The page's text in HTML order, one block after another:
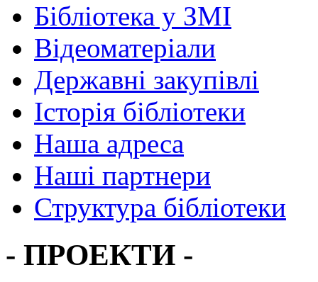
Бібліотека у ЗМІ
Відеоматеріали
Державні закупівлі
Історія бібліотеки
Наша адреса
Наші партнери
Структура бібліотеки
- ПРОЕКТИ -